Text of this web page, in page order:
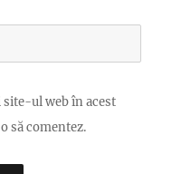
site-ul web în acest
să comentez.